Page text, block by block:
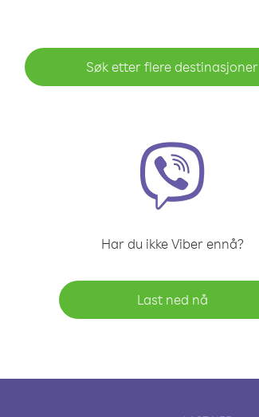
Søk etter flere destinasjoner
Har du ikke Viber ennå?
Last ned nå